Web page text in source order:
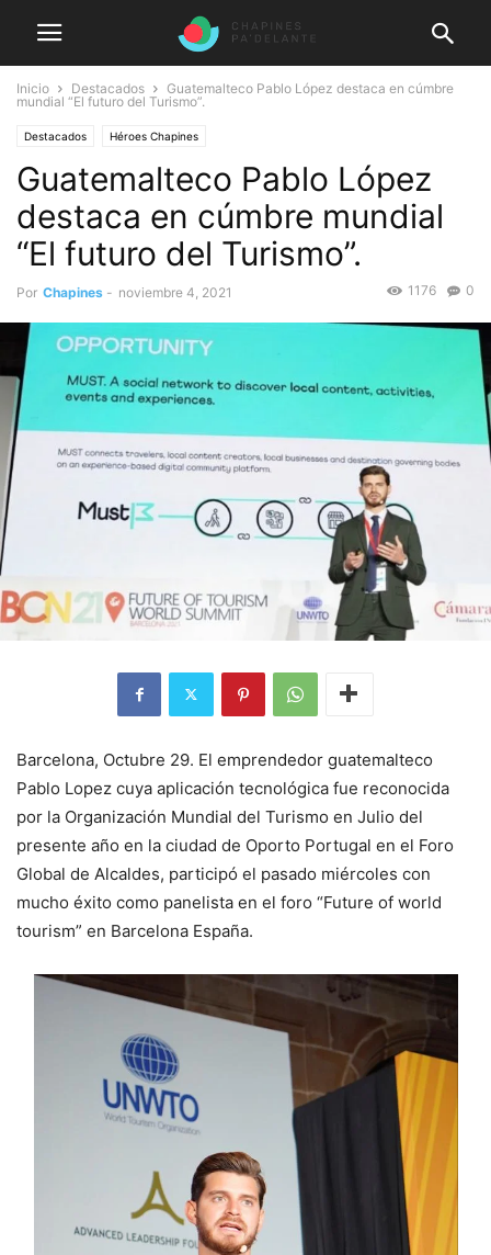
Inicio Destacados
Guatemalteco Pablo López destaca en cúmbre
mundial “El futuro del Turismo”.
Destacados Héroes Chapines
Guatemalteco Pablo López
destaca en cúmbre mundial
“El futuro del Turismo”.
Por Chapines - noviembre 4, 2021 0
1176
Barcelona, Octubre 29. El emprendedor guatemalteco
Pablo Lopez cuya aplicación tecnológica fue reconocida
por la Organización Mundial del Turismo en Julio del
presente año en la ciudad de Oporto Portugal en el Foro
Global de Alcaldes, participó el pasado miércoles con
mucho éxito como panelista en el foro “Future of world
tourism” en Barcelona España.